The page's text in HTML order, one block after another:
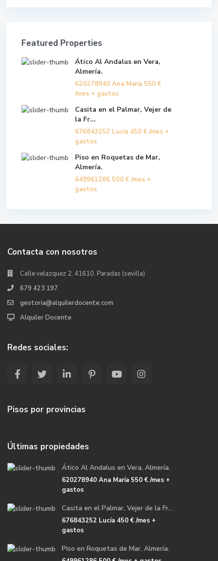
Featured Properties
Ático Al Andalus en Vera,
Almería.
620278940 Ana María 550 €
/mes + gastos
Casita en el Palmar, Vejer de
la Fr...
676843252 Lucía 450 € /mes +
gastos
Piso en Roquetas de Mar,
Almería.
649961286 500 € /mes +
gastos
Contacta con nosotros
Calle velazquez 2, 41610. Paradas (sevilla)
679 423 197
gestoria@alquilerdocente.com
Alquiler Docente
Redes sociales:
Pisos por provincias
Últimas propiedades
Ático Al Andalus en Vera, Almería.
620278940 Ana María 550 €/mes +
gastos
Casita en el Palmar, Vejer de la Fr...
676843252 Lucía 450 €/mes +
gastos
Piso en Roquetas de Mar, Almería.